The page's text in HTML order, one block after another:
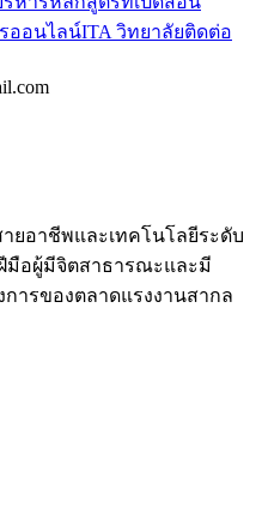
ออนไลน์ITA วิทยาลัยติดต่อ
ยอาชีพและเทคโนโลยีระดับ
อผู้มีจิตสาธารณะและมี
การของตลาดแรงงานสากล